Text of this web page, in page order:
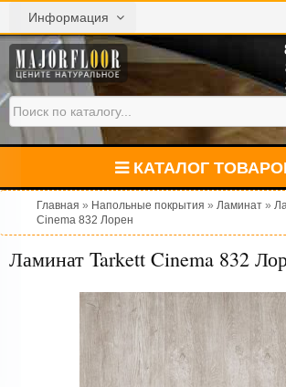
Информация
КАТАЛОГ
Главная » Напольные покрытия » Ламинат »
Cinema 832 Лорен
Ламинат Tarkett Cinema 832